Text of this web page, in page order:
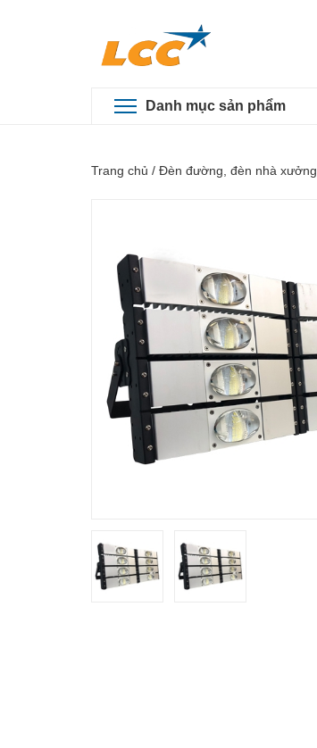
Danh mục sản phẩm
Trang chủ / Đèn đường, đèn nhà xưởng